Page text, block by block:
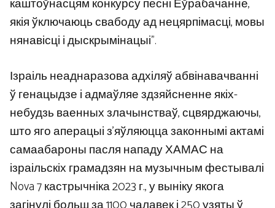
якія ўключаюць свабоду ад нецярпімасці, мовы
нянавісці і дыскрымінацыі”.
Ізраіль неаднаразова адхіляў абвінавачванні
ў генацыдзе і адмаўляе здзяйсненне якіх-
небудзь ваенных злачынстваў, сцвярджаючы,
што яго аперацыі з’яўляюцца законнымі актамі
самаабароны пасля нападу ХАМАС на
ізраільскіх грамадзян на музычным фестывалі
Nova 7 кастрычніка 2023 г., у выніку якога